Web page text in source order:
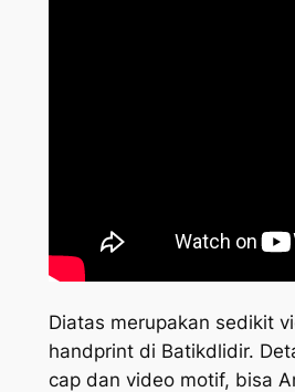
Diatas merupakan sedikit
handprint di Batikdlidir.
cap dan video motif, bisa